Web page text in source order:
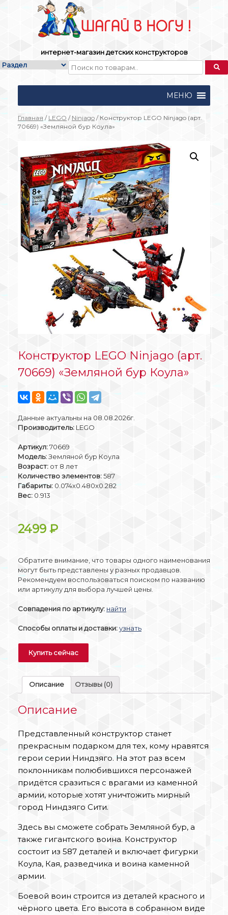
интернет-магазин детских конструкторов
МЕНЮ
Главная / LEGO / Ninjago / Конструктор LEGO Ninjago (арт.
70669) «Земляной бур Коула»
Конструктор LEGO Ninjago (арт.
70669) «Земляной бур Коула»
Данные актуальны на 08.08.2026г.
Производитель: LEGO
Артикул:70669
Модель:Земляной бур Коула
Возраст: от 8 лет
Количество элементов:587
Габариты: 0.074x0.480x0.282
Вес: 0.913
2499 ₽
Обратите внимание, что товары одного наименования
могут быть представлены у разных продавцов.
Рекомендуем воспользоваться поиском по названию
или артикулу для выбора лучшей цены.
Совпадения по артикулу: найти
Способы оплаты и доставки:узнать
Купить сейчас
Описание Отзывы (0)
Описание
Представленный конструктор станет
прекрасным подарком для тех, кому нравятся
герои серии Ниндзяго. На этот раз всем
поклонникам полюбившихся персонажей
придётся сразиться с врагами из каменной
армии, которые хотят уничтожить мирный
город Ниндзяго Сити.
Здесь вы сможете собрать Земляной бур, а
также гигантского воина. Конструктор
состоит из 587 деталей и включает фигурки
Коула, Кая, разведчика и воина каменной
армии.
Боевой воин строится из деталей красного и
чёрного цвета. Его высота в собранном виде